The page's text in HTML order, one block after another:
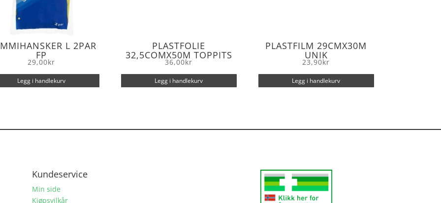
L 2PAR
FP
29,00kr
Legg i handlekurv
PLASTFOLIE
32,5COMX50M TOPPITS
36,00kr
Legg i handlekurv
PLASTFILM 29CMX30M
UNIK
23,90kr
Legg i handlekurv
Kundeservice
Min side
Kjøpsvilkår